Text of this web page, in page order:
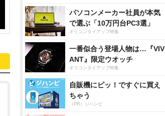
パソコンメーカー社員が本気
で選ぶ「10万円台PC3選」
オリコンタイアップ特集
一番似合う登場人物は…『VIV
ANT』限定ウオッチ
オリコンタイアップ特集
自販機にピッ！ですぐに買え
ちゃう
（PR）ジハンピ